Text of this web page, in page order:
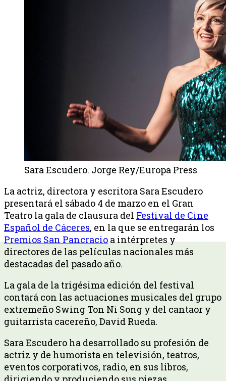
Sara Escudero. Jorge Rey/Europa Press
La actriz, directora y escritora Sara Escudero
presentará el sábado 4 de marzo en el Gran
Teatro la gala de clausura del Festival de Cine
Español de Cáceres, en la que se entregarán los
Premios San Pancracioa intérpretes y
directores de las películas nacionales más
destacadas del pasado año.
La gala de la trigésima edición del festival
contará con las actuaciones musicales del grupo
extremeño Swing Ton Ni Song y del cantaor y
guitarrista cacereño, David Rueda.
Sara Escudero ha desarrollado su profesión de
actriz y de humorista en televisión, teatros,
eventos corporativos, radio, en sus libros,